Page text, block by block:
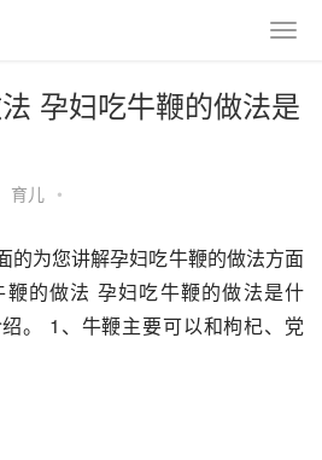
孕妇吃牛鞭的做法是
育儿 •
的为您讲解孕妇吃牛鞭的做法方面
的做法 孕妇吃牛鞭的做法是什
。 1、牛鞭主要可以和枸杞、党